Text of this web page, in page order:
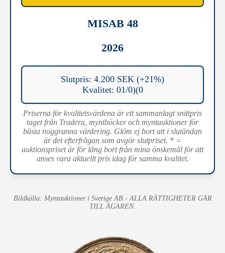
MISAB 48
2026
Slutpris: 4.200 SEK (+21%)
Kvalitet: 01/0)(0
Priserna för kvalitetsvärdena är ett sammanlagt snittpris
taget från Tradera, myntböcker och myntauktioner för
bästa noggranna värdering. Glöm ej bort att i slutändan
är det efterfrågan som avgör slutpriset. * =
auktionspriset är för lång bort från mina önskemål för att
anses vara aktuellt pris idag för samma kvalitet.
Bildkälla: Myntauktioner i Sverige AB - ALLA RÄTTIGHETER GÅR
TILL ÄGAREN.